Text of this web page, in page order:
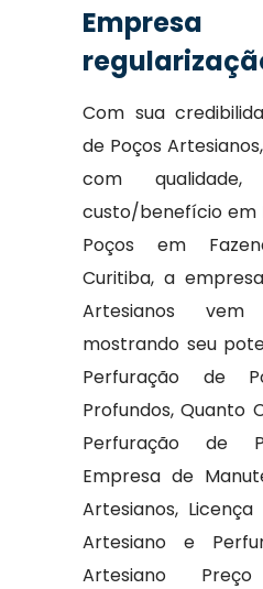
Com sua
de Poços
com
custo/benefício em
Poços em
Curitiba, a
Artesianos
mostrando seu
Perfuração de
Profundos, Quanto
Perfuração de
Empresa de
Artesianos,
Artesiano e
Artesiano